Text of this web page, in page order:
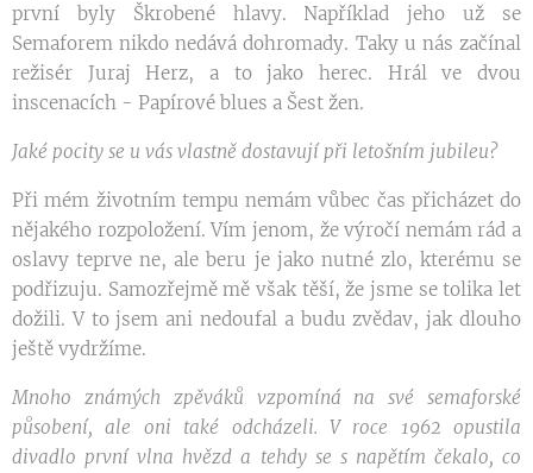
první byly Škrobené hlavy. Například jeho už se
Semaforem nikdo nedává dohromady. Taky u nás začínal
režisér Juraj Herz, a to jako herec. Hrál ve dvou
inscenacích - Papírové blues a Šest žen.
Jaké pocity se u vás vlastně dostavují při letošním jubileu?
Při mém životním tempu nemám vůbec čas přicházet do
nějakého rozpoložení. Vím jenom, že výročí nemám rád a
oslavy teprve ne, ale beru je jako nutné zlo, kterému se
podřizuju. Samozřejmě mě však těší, že jsme se tolika let
dožili. V to jsem ani nedoufal a budu zvědav, jak dlouho
ještě vydržíme.
Mnoho známých zpěváků vzpomíná na své semaforské
působení, ale oni také odcházeli. V roce 1962 opustila
divadlo první vlna hvězd a tehdy se s napětím čekalo, co